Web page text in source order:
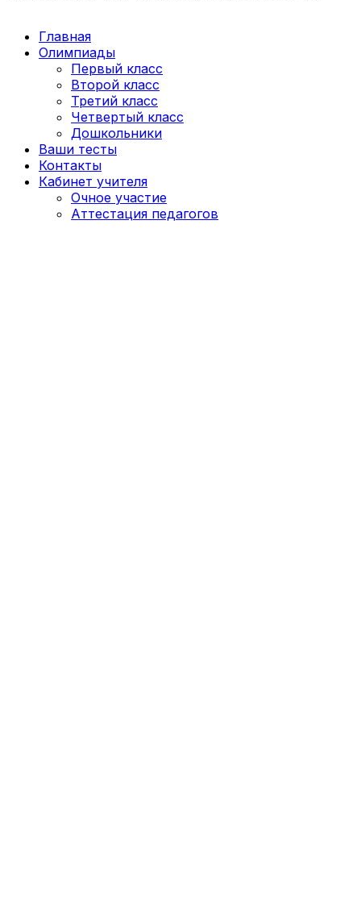
Главная
Олимпиады
Первый класс
Второй класс
Третий класс
Четвертый класс
Дошкольники
Ваши тесты
Контакты
Кабинет учителя
Очное участие
Аттестация педагогов